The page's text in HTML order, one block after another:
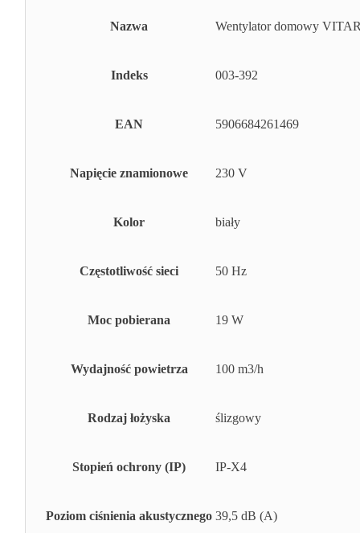
Nazwa Wentylator domowy
Indeks 003-392
EAN 5906684261469
Napięcie znamionowe 230 V
Kolor biały
Częstotliwość sieci 50 Hz
Moc pobierana 19 W
Wydajność powietrza 100 m3/h
Rodzaj łożyska ślizgowy
Stopień ochrony (IP) IP-X4
Poziom ciśnienia akustycznego 39,5 dB (A)